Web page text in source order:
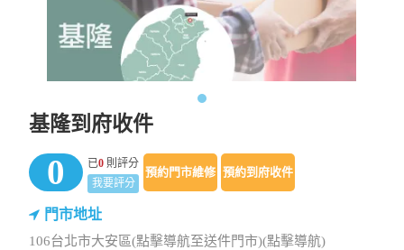
基隆到府收件
0 已0 則評分
我要評分
預約門市維修 預約到府收件
門市地址
106台北市大安區(點擊導航至送件門市)(點擊導航)